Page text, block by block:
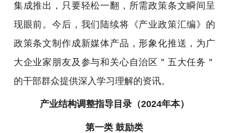
集成推出，只要轻松一翻，所需政策条文瞬间呈
现眼前。今后，我们陆续将《产业政策汇编》的
政策条文制作成新媒体产品，形象化推送，为广
大企业家朋友及参与和关心自治区＂五大任务＂
的干部群众提供深入学习理解的资讯。
产业结构调整指导目录（2024年本）
第一类 鼓励类